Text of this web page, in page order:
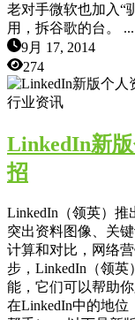
老对手微软也加入“
用，拆谷歌的台。 ...
9月 17, 2014
274
行业资讯
LinkedIn新
招
LinkedIn（领英）推
突出资料图像、关
计算和对比，网络
步，LinkedIn（领
能，它们可以帮助
在LinkedIn中的地位